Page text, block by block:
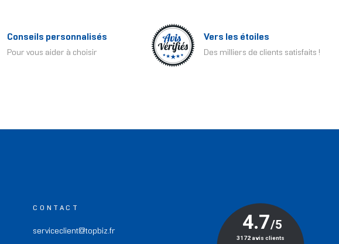
Conseils personnalisés
Pour vous aider à choisir
Vers les étoiles
Des milliers de clients satisfaits !
CONTACT
serviceclient@topbiz.fr